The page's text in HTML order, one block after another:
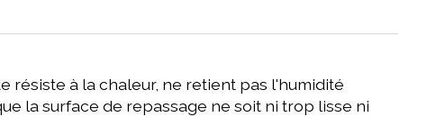
résiste à la chaleur, ne retient pas l'humidité
la surface de repassage ne soit ni trop lisse ni